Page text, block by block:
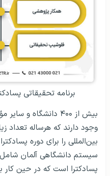
برنامه تحقیقاتی
بیش از ۴۰۰ دانشگاه
وجود دارند که هرساله
بین‌المللی را برای دوره
سیستم دانشگاهی آلمان
پسادکترا است که در حین کار